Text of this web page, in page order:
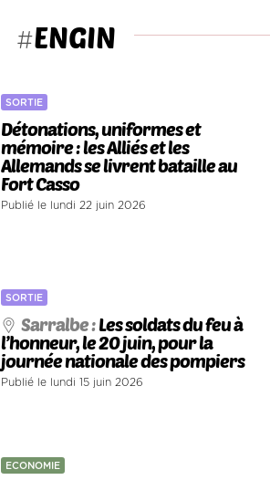
#ENGIN
SORTIE
Détonations, uniformes et
mémoire : les Alliés et les
Allemands se livrent bataille au
Fort Casso
Publié le lundi 22 juin 2026
SORTIE
Sarralbe :Les soldats du feu à
l’honneur, le 20 juin, pour la
journée nationale des pompiers
Publié le lundi 15 juin 2026
ECONOMIE